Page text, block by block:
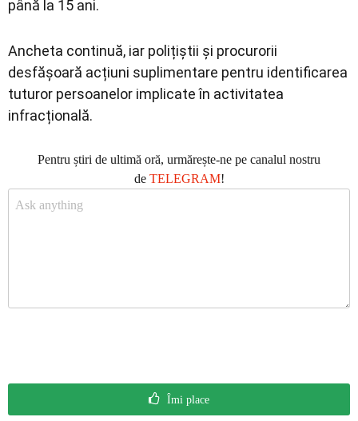
până la 15 ani.
Ancheta continuă, iar polițiștii și procurorii
desfășoară acțiuni suplimentare pentru identificarea
tuturor persoanelor implicate în activitatea
infracțională.
Pentru știri de ultimă oră, urmărește-ne pe canalul nostru
de TELEGRAM!
Îmi place